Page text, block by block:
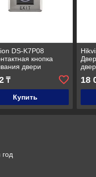
DS-K7P08
кнопка
двери
₸
Купить
18